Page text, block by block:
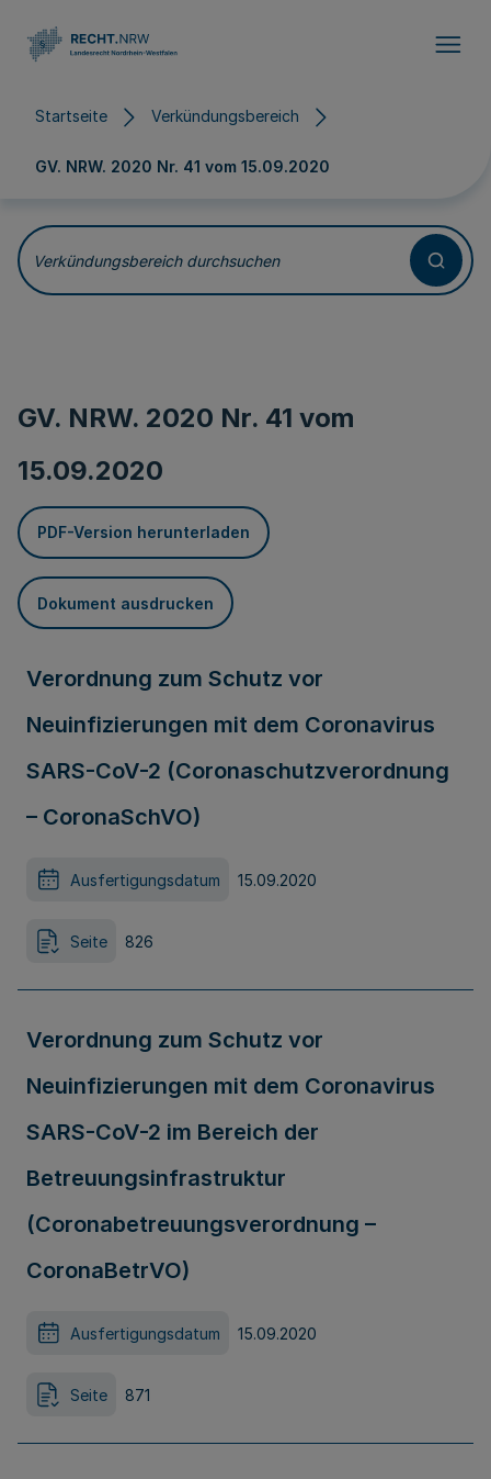
Startseite Verkündungsbereich
GV. NRW. 2020 Nr. 41 vom 15.09.2020
Verkündungsbereich durchsuchen
GV. NRW. 2020 Nr. 41 vom
15.09.2020
PDF-Version herunterladen
Dokument ausdrucken
Verordnung zum Schutz vor
Neuinfizierungen mit dem Coronavirus
SARS-CoV-2 (Coronaschutzverordnung
– CoronaSchVO)
Ausfertigungsdatum 15.09.2020
Seite 826
Verordnung zum Schutz vor
Neuinfizierungen mit dem Coronavirus
SARS-CoV-2 im Bereich der
Betreuungsinfrastruktur
(Coronabetreuungsverordnung –
CoronaBetrVO)
Ausfertigungsdatum 15.09.2020
Seite 871